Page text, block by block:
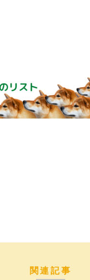
関連記事